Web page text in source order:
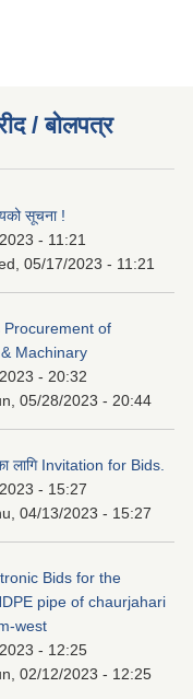
/ बोलपत्र
सूचना !
- 11:21
05/17/2023 - 11:21
Procurement of
Machinary
- 20:32
05/28/2023 - 20:44
लागि Invitation for Bids.
- 15:27
04/13/2023 - 15:27
Bids for the
pipe of chaurjahari
west
- 12:25
02/12/2023 - 12:25